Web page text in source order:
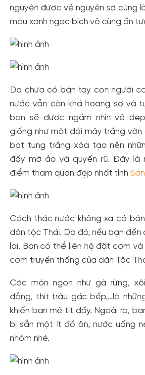
nguyên được vẻ nguyên sơ cùng
màu xanh ngọc bích vô cùng ấn
Do chưa có bàn tay con người
nước vẫn còn khá hoang sơ và
bạn sẽ được ngắm nhìn vẻ
giống như một dải mây trắng vờn
bọt tung trắng xóa tạo nên
đầy mờ ảo và quyến rũ. Đây là
điểm tham quan đẹp nhất tỉnh
Cách thác nước không xa có
dân tộc Thái. Do đó, nếu bạn đến
lại. Bạn có thể liên hệ đặt cơm
cơm truyền thống của dân Tộc
Các món ngon như gà rừng,
đắng, thịt trâu gác bếp,…là
khiến bạn mê tít đấy. Ngoài ra,
bị sẵn một ít đồ ăn, nước uống
nhóm nhé.